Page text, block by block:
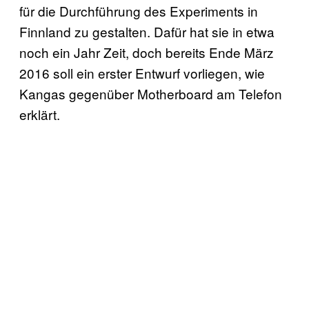
für die Durchführung des Experiments in
Finnland zu gestalten. Dafür hat sie in etwa
noch ein Jahr Zeit, doch bereits Ende März
2016 soll ein erster Entwurf vorliegen, wie
Kangas gegenüber Motherboard am Telefon
erklärt.